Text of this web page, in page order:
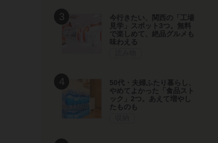
今行きたい、関西の「工場
見学」スポット3つ。無料
で楽しめて、絶品グルメも
味わえる
50代・夫婦ふたり暮らし、
やめてよかった「食品スト
ック」2つ。あえて増やし
たものも